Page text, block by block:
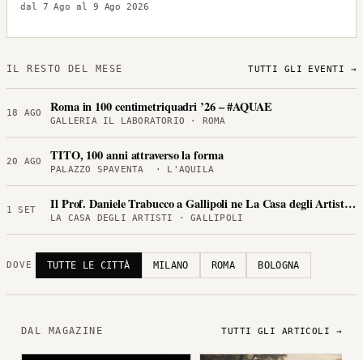
dal 7 Ago al 9 Ago 2026
IL RESTO DEL MESE TUTTI GLI EVENTI →
18 AGO Roma in 100 centimetriquadri ’26 – #AQUAE
GALLERIA IL LABORATORIO · ROMA
20 AGO TITO, 100 anni attraverso la forma
PALAZZO SPAVENTA · L'AQUILA
1 SET Il Prof. Daniele Trabucco a Gallipoli ne La Casa degli Artisti
LA CASA DEGLI ARTISTI · GALLIPOLI
DOVE TUTTE LE CITTÀ MILANO ROMA BOLOGNA
DAL MAGAZINE TUTTI GLI ARTICOLI →